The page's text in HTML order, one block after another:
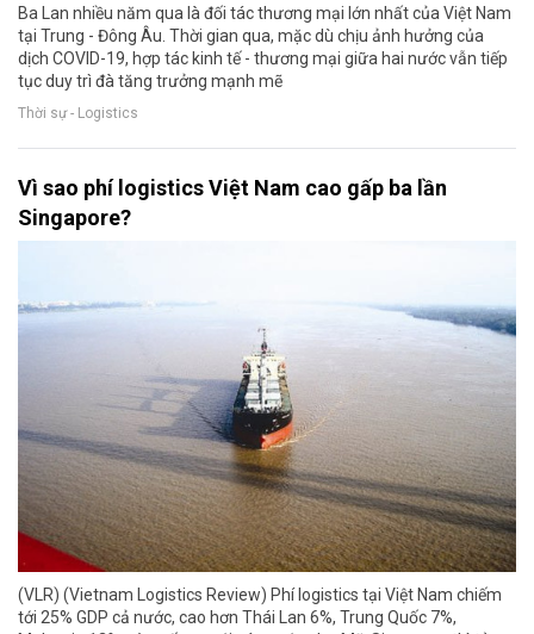
Ba Lan nhiều năm qua là đối tác thương mại lớn nhất của Việt Nam
tại Trung - Đông Âu. Thời gian qua, mặc dù chịu ảnh hưởng của
dịch COVID-19, hợp tác kinh tế - thương mại giữa hai nước vẫn tiếp
tục duy trì đà tăng trưởng mạnh mẽ
Thời sự - Logistics
Vì sao phí logistics Việt Nam cao gấp ba lần
Singapore?
(VLR) (Vietnam Logistics Review) Phí logistics tại Việt Nam chiếm
tới 25% GDP cả nước, cao hơn Thái Lan 6%, Trung Quốc 7%,